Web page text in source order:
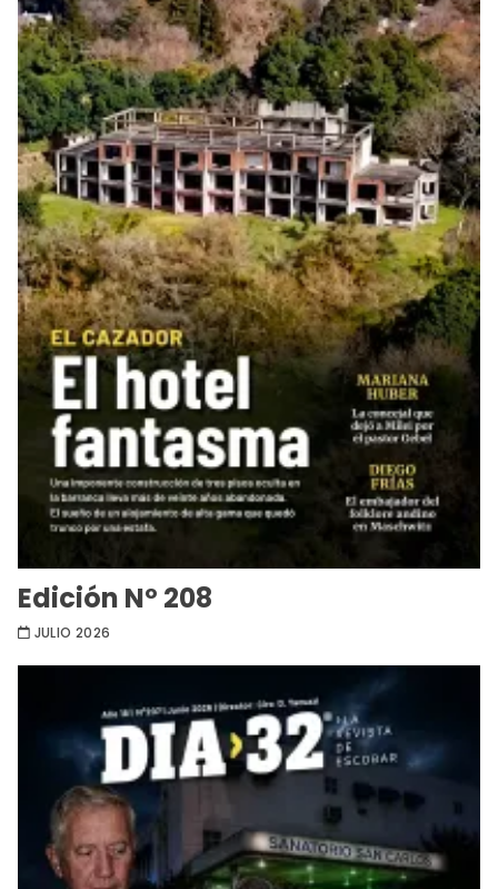
Edición Nº 208
JULIO 2026